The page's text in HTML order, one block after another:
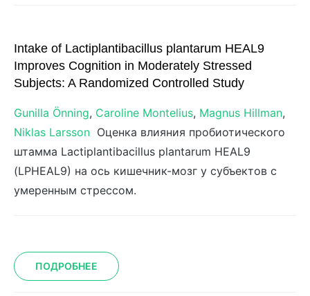
Intake of Lactiplantibacillus plantarum HEAL9
Improves Cognition in Moderately Stressed
Subjects: A Randomized Controlled Study
Gunilla Önning, Caroline Montelius, Magnus Hillman,
Niklas Larsson Оценка влияния пробиотического
штамма Lactiplantibacillus plantarum HEAL9
(LPHEAL9) на ось кишечник-мозг у субъектов с
умеренным стрессом.
ПОДРОБНЕЕ